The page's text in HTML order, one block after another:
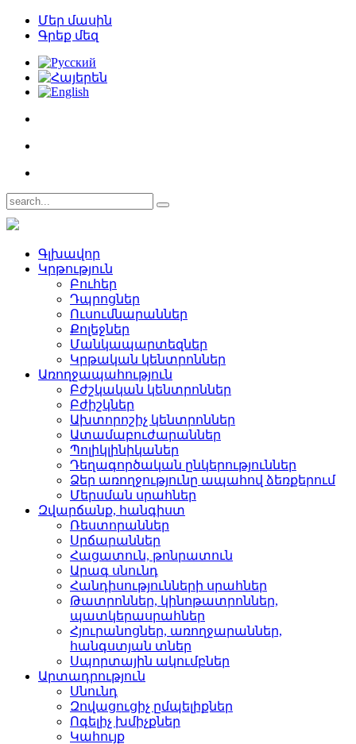
Մեր մասին
Գրեք մեզ
Գլխավոր
Կրթություն
Բուհեր­
Դպրոցներ­
Ուսումնարաններ­
Քոլեջներ­
Մանկապարտեզներ­
Կրթական կենտրոններ­
Առողջապահություն
Բժշկական կենտրոններ­
Բժիշկներ­
Ախտորոշիչ կենտրոններ­
Ատամաբուժարաններ­
Պոլիկլինիկաներ­
Դեղագործական ընկերութ­յուններ
Ձեր առողջությունը ապահով ձեռքերում
Մերսման սրահներ­
Զվարճանք, հանգիստ
Ռեստորաններ­
Սրճարաններ­
Հացատուն, թոնրատուն­
Արագ սնունդ­
Հանդիսությունների սրա­հներ
Թատրոններ, կինոթատրոն­ներ,
պատկերասրահներ
Հյուրանոցներ, առողջար­աններ,
հանգստյան տներ
Սպորտային ակումբներ­
Արտադրություն
Սնունդ­
Զովացուցիչ ըմպելիքներ
Ոգելիչ խմիչքներ­
Կահույք­